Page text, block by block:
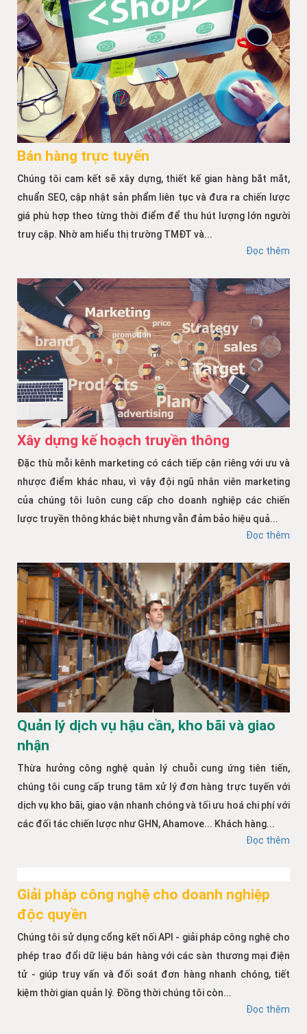
Bán hàng trực tuyến
Chúng tôi cam kết sẽ xây dựng, thiết kế gian hàng bắt mắt,
chuẩn SEO, cập nhật sản phẩm liên tục và đưa ra chiến lược
giá phù hợp theo từng thời điểm để thu hút lượng lớn người
truy cập. Nhờ am hiểu thị trường TMĐT và...
Đọc thêm
Xây dựng kế hoạch truyền thông
Đặc thù mỗi kênh marketing có cách tiếp cận riêng với ưu và
nhược điểm khác nhau, vì vậy đội ngũ nhân viên marketing
của chúng tôi luôn cung cấp cho doanh nghiệp các chiến
lược truyền thông khác biệt nhưng vẫn đảm bảo hiệu quả...
Đọc thêm
Quản lý dịch vụ hậu cần, kho bãi và giao
nhận
Thừa hưởng công nghệ quản lý chuỗi cung ứng tiên tiến,
chúng tôi cung cấp trung tâm xử lý đơn hàng trực tuyến với
dịch vụ kho bãi, giao vận nhanh chóng và tối ưu hoá chi phí với
các đối tác chiến lược như GHN, Ahamove... Khách hàng...
Đọc thêm
Giải pháp công nghệ cho doanh nghiệp
độc quyền
Chúng tôi sử dụng cổng kết nối API - giải pháp công nghệ cho
phép trao đổi dữ liệu bán hàng với các sàn thương mại điện
tử - giúp truy vấn và đối soát đơn hàng nhanh chóng, tiết
kiệm thời gian quản lý. Đồng thời chúng tôi còn...
Đọc thêm